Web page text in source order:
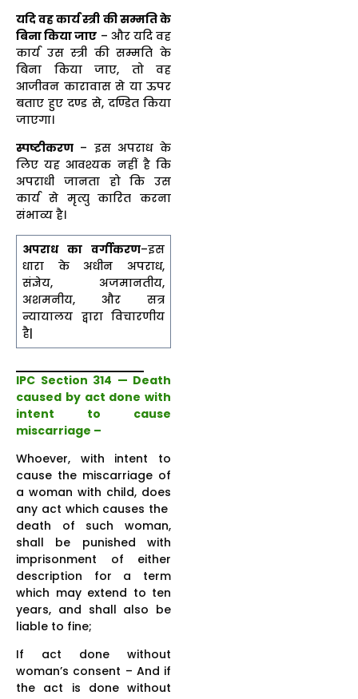
यदि वह कार्य स्त्री की सम्मति के
बिना किया जाए – और यदि वह
कार्य उस स्त्री की सम्मति के
बिना किया जाए, तो वह
आजीवन कारावास से या ऊपर
बताए हुए दण्ड से, दण्डित किया
जाएगा।
स्पष्टीकरण – इस अपराध के
लिए यह आवश्यक नहीं है कि
अपराधी जानता हो कि उस
कार्य से मृत्यु कारित करना
संभाव्य है।
अपराध का वर्गीकरण–इस
धारा के अधीन अपराध,
संज्ञेय, अजमानतीय,
अशमनीय, और सत्र
न्यायालय द्वारा विचारणीय
है|
IPC Section 314 — Death
caused by act done with
intent to cause
miscarriage –
Whoever, with intent to
cause the miscarriage of
a woman with child, does
any act which causes the
death of such woman,
shall be punished with
imprisonment of either
description for a term
which may extend to ten
years, and shall also be
liable to fine;
If act done without
woman’s consent – And if
the act is done without